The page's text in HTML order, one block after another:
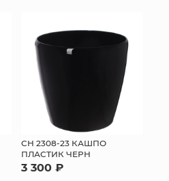
СН 2308-23 КАШПО
ПЛАСТИК ЧЕРН
3 300 ₽